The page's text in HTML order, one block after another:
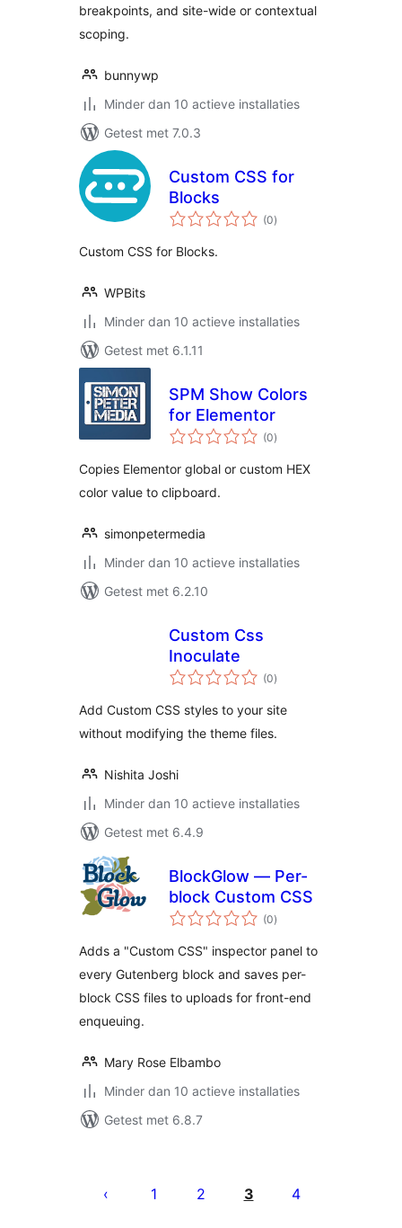
breakpoints, and site-wide or contextual
scoping.
bunnywp
Minder dan 10 actieve installaties
Getest met 7.0.3
Custom CSS for
Blocks
(0totaal
waarderingen
)
Custom CSS for Blocks.
WPBits
Minder dan 10 actieve installaties
Getest met 6.1.11
SPM Show Colors
for Elementor
(0totaal
waarderingen
)
Copies Elementor global or custom HEX
color value to clipboard.
simonpetermedia
Minder dan 10 actieve installaties
Getest met 6.2.10
Custom Css
Inoculate
(0totaal
waarderingen
)
Add Custom CSS styles to your site
without modifying the theme files.
Nishita Joshi
Minder dan 10 actieve installaties
Getest met 6.4.9
BlockGlow — Per-
block Custom CSS
(0totaal
waarderingen
)
Adds a "Custom CSS" inspector panel to
every Gutenberg block and saves per-
block CSS files to uploads for front-end
enqueuing.
Mary Rose Elbambo
Minder dan 10 actieve installaties
Getest met 6.8.7
paginering
1 2 3 4